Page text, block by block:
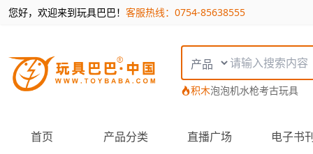
您好，欢迎来到玩具巴巴！ 客服热线：0754-85638555
搜索类型
积木泡泡机水枪考古玩具
首页 产品分类 直播广场 电子书